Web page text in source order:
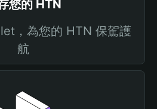
您的 HTN
，為您的 HTN 保駕護
航